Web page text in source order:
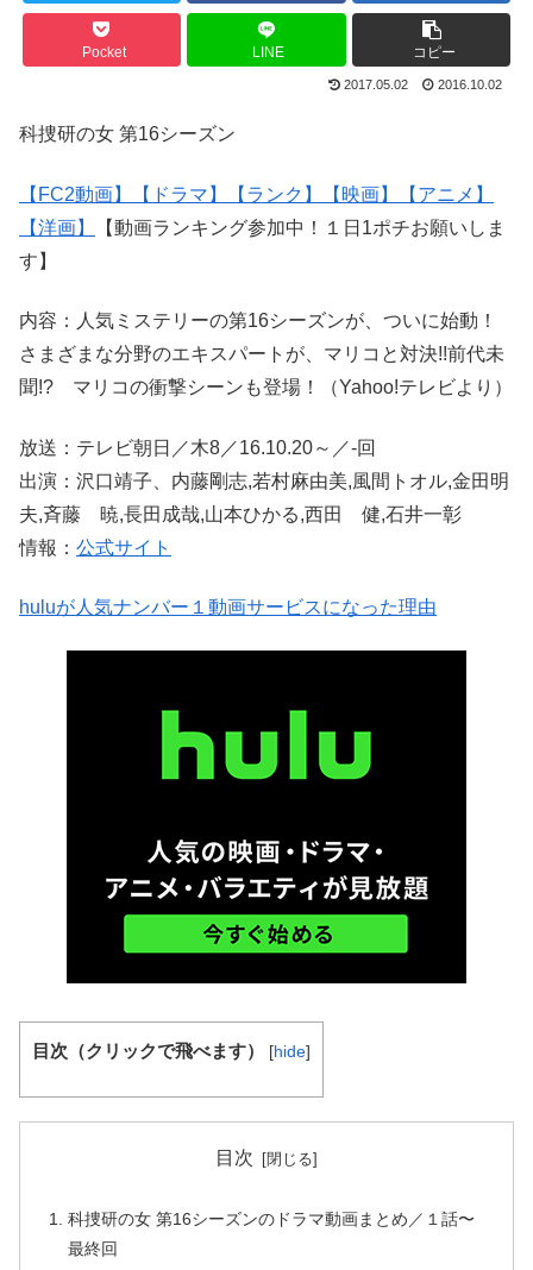
Pocket LINE コピー
2017.05.02 2016.10.02
科捜研の女 第16シーズン
【FC2動画】 【ドラマ】 【ランク】 【映画】
【アニメ】
【洋画】
【動画ランキング参加中！１日1ポチお願いしま
す】
内容：人気ミステリーの第16シーズンが、ついに始動！
さまざまな分野のエキスパートが、マリコと対決!!前代未
聞!? マリコの衝撃シーンも登場！（Yahoo!テレビより）
放送：テレビ朝日／木8／16.10.20～／-回
出演：沢口靖子、内藤剛志,若村麻由美,風間トオル,金田明
夫,斉藤 暁,長田成哉,山本ひかる,西田 健,石井一彰
情報： 公式サイト
huluが人気ナンバー１動画サービスになった理由
目次（クリックで飛べます） [hide]
目次
科捜研の女 第16シーズンのドラマ動画まとめ／１話〜
最終回